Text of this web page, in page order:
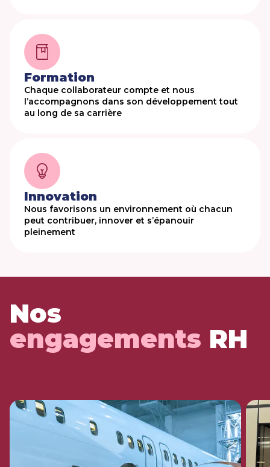
Formation
Chaque collaborateur compte et nous
l’accompagnons dans son développement tout
au long de sa carrière
Innovation
Nous favorisons un environnement où chacun
peut contribuer, innover et s’épanouir
pleinement
Nos
engagements RH